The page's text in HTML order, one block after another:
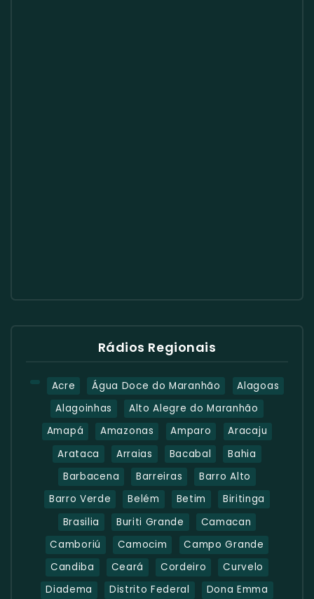
Rádios Regionais
Acre Água Doce do Maranhão
Alagoas
Alagoinhas
Alto Alegre do Maranhão
Amapá
Amazonas Amparo
Aracaju
Arataca
Arraias Bacabal
Bahia
Barbacena
Barreiras
Barro Alto
Barro Verde
Belém Betim
Biritinga
Brasilia
Buriti Grande
Camacan
Camboriú
Camocim
Campo Grande
Candiba
Ceará Cordeiro
Curvelo
Diadema
Distrito Federal Dona Emma